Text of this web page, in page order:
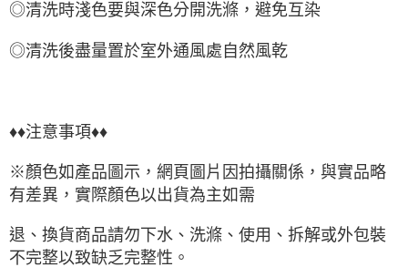
◎清洗時淺色要與深色分開洗滌，避免互染
◎清洗後盡量置於室外通風處自然風乾
♦♦注意事項♦♦
※顏色如產品圖示，網頁圖片因拍攝關係，與實品略
有差異，實際顏色以出貨為主如需
退、換貨商品請勿下水、洗滌、使用、拆解或外包裝
不完整以致缺乏完整性。